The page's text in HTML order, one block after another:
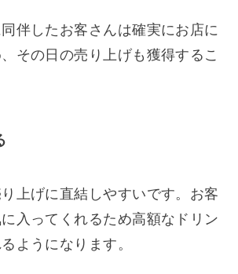
伴したお客さんは確実にお店に
その日の売り上げも獲得するこ
上げに直結しやすいです。お客
入ってくれるため高額なドリン
ようになります。